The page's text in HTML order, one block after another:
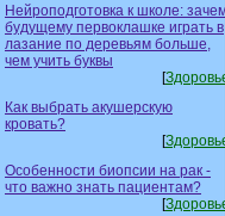
Нейроподготовка к школе:
будущему первоклашке играть в
лазание по деревьям больше,
чем учить буквы
[
Как выбрать акушерскую
кровать?
[
Особенности биопсии на рак -
что важно знать пациентам?
[